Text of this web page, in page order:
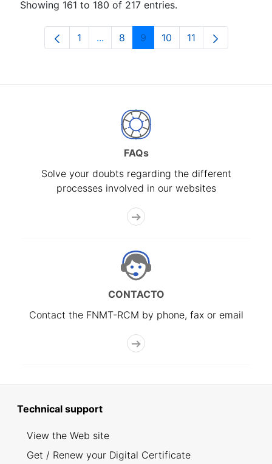
Showing 161 to 180 of 217 entries.
Page
1 ...Intermediate Pages Use TAB to
Page
8 Page
9 Page
10 Page
11
FAQs
Solve your doubts regarding the different
processes involved in our websites
CONTACTO
Contact the FNMT-RCM by phone, fax or email
Technical support
View the Web site
Get / Renew your Digital Certificate